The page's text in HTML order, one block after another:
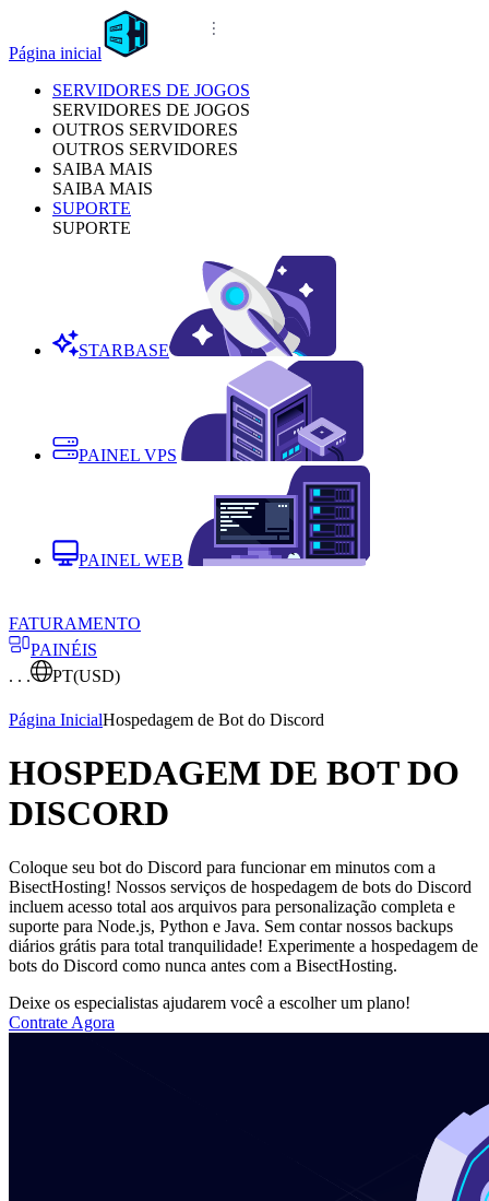
Página inicial
SERVIDORES DE JOGOS
SERVIDORES DE JOGOS
OUTROS SERVIDORES
OUTROS SERVIDORES
SAIBA MAIS
SAIBA MAIS
SUPORTE
SUPORTE
STARBASE
PAINEL VPS
PAINEL WEB
FATURAMENTO
PAINÉIS
. . .
PT(USD)
Página InicialHospedagem de Bot do Discord
HOSPEDAGEM DE BOT DO
DISCORD
Coloque seu bot do Discord para funcionar em minutos com a
BisectHosting! Nossos serviços de hospedagem de bots do Discord
incluem acesso total aos arquivos para personalização completa e
suporte para Node.js, Python e Java. Sem contar nossos backups
diários grátis para total tranquilidade! Experimente a hospedagem de
bots do Discord como nunca antes com a BisectHosting.
Deixe os especialistas ajudarem você a escolher um plano!
Contrate Agora